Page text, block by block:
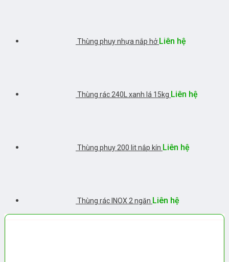
Thùng phuy nhựa nắp hở Liên hệ
Thùng rác 240L xanh lá 15kg Liên hệ
Thùng phuy 200 lit nắp kín Liên hệ
Thùng rác INOX 2 ngăn Liên hệ